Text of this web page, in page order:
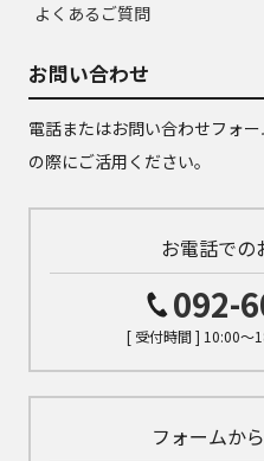
よくあるご質問
お問い合わせ
電話またはお問い合わせフォ
の際にご活用ください。
お電話での
092-
[ 受付時間 ] 10:00～
フォームか